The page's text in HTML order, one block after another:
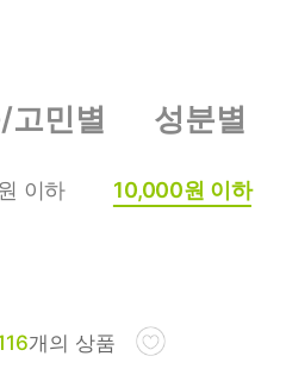
비누/클렌징
마스크/팩/
고민별 성분별
이하 10,000원 이하
개의 상품